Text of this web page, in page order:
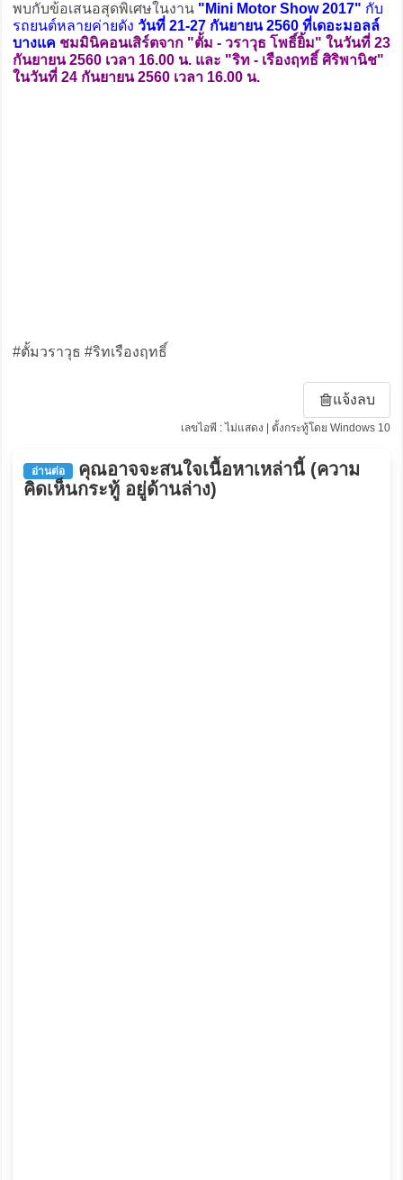
พบกับข้อเสนอสุดพิเศษในงาน "Mini Motor Show 2017" กับ
รถยนต์หลายค่ายดัง วันที่ 21-27 กันยายน 2560 ที่เดอะมอลล์
บางแค ชมมินิคอนเสิร์ตจาก "ตั้ม - วราวุธ โพธิ์ยิ้ม" ในวันที่ 23
กันยายน 2560 เวลา 16.00 น. และ "ริท - เรืองฤทธิ์ ศิริพานิช"
ในวันที่ 24 กันยายน 2560 เวลา 16.00 น.
#ตั้มวราวุธ #ริทเรืองฤทธิ์
แจ้งลบ
เลขไอพี : ไม่แสดง | ตั้งกระทู้โดย Windows 10
อ่านต่อ
คุณอาจจะสนใจเนื้อหาเหล่านี้ (ความ
คิดเห็นกระทู้ อยู่ด้านล่าง)